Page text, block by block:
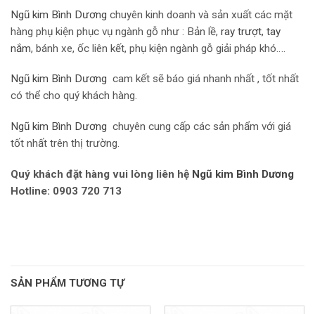
Ngũ kim Bình Dương chuyên kinh doanh và sản xuất các mặt
hàng phụ kiện phục vụ ngành gỗ như : Bản lề, ray trượt, tay
nắm, bánh xe, ốc liên kết, phụ kiện ngành gỗ giải pháp khó….
Ngũ kim Bình Dương cam kết sẽ báo giá nhanh nhất , tốt nhất
có thể cho quý khách hàng.
Ngũ kim Bình Dương chuyên cung cấp các sản phẩm với giá
tốt nhất trên thị trường.
Quý khách đặt hàng vui lòng liên hệ Ngũ kim Bình Dương
Hotline: 0903 720 713
SẢN PHẨM TƯƠNG TỰ